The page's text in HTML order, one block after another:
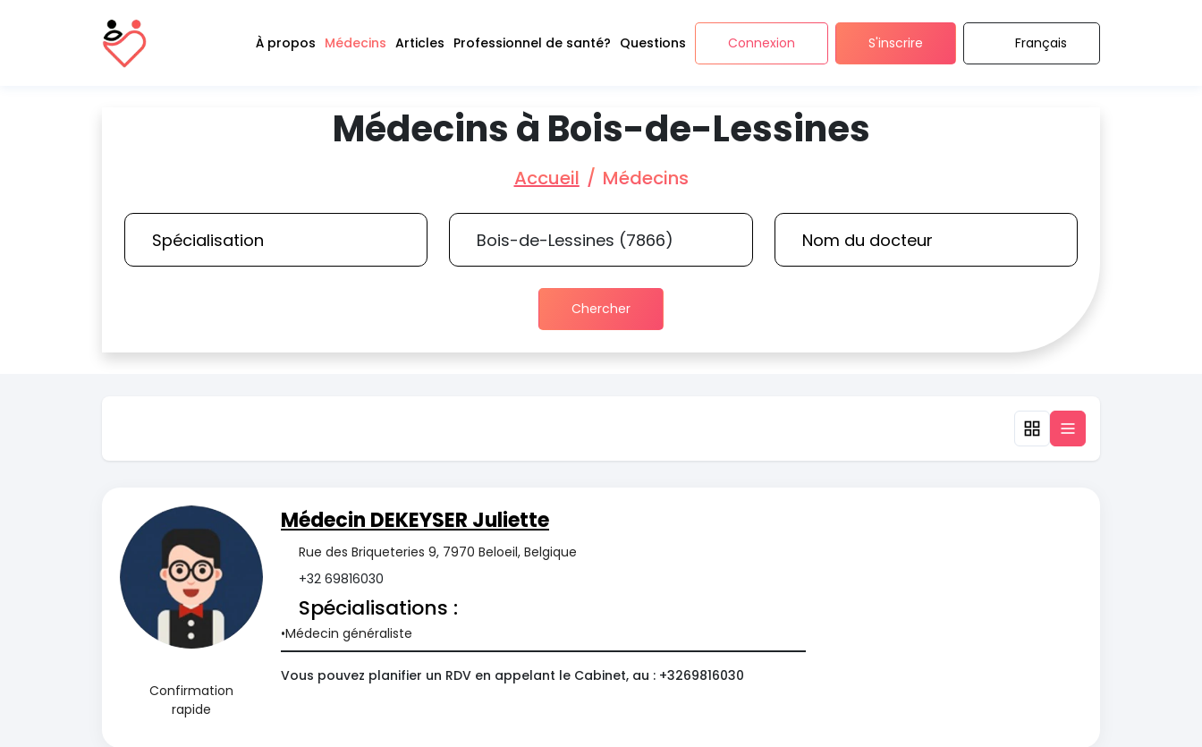
À propos Médecins Articles Professionnel de santé? Questions Connexion S'inscrire Français
Médecins à Bois-de-Lessines
Accueil Médecins
Chercher
Confirmation
rapide
Médecin DEKEYSER Juliette
Rue des Briqueteries 9, 7970 Beloeil, Belgique
+32 69816030
Spécialisations :
Médecin généraliste
Vous pouvez planifier un RDV en appelant le Cabinet, au : +3269816030